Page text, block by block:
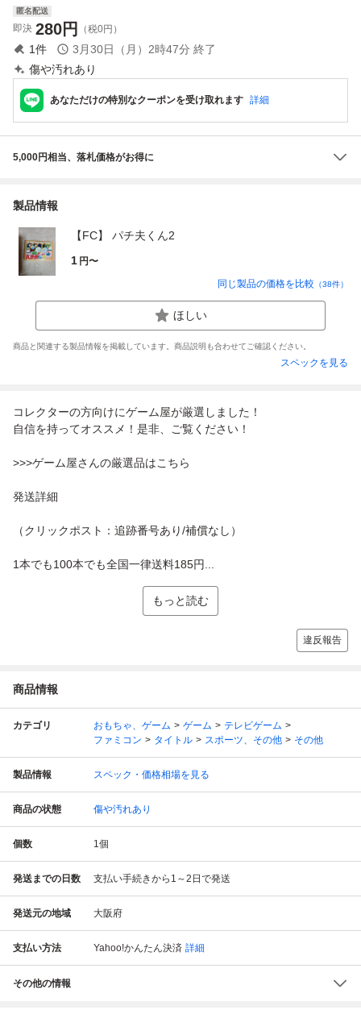
匿名配送
即決 280円 （税0円）
1件 3月30日（月）2時47分 終了
傷や汚れあり
あなただけの特別なクーポンを受け取れます 詳細
5,000円相当、落札価格がお得に
製品情報
【FC】 パチ夫くん2
1 円〜
同じ製品の価格を比較 （38件）
ほしい
商品と関連する製品情報を掲載しています。商品説明も合わせてご確認ください。
スペックを見る
コレクターの方向けにゲーム屋が厳選しました！
自信を持ってオススメ！是非、ご覧ください！
>>>ゲーム屋さんの厳選品はこちら
発送詳細
（クリックポスト：追跡番号あり/補償なし）
1本でも100本でも全国一律送料185円...
もっと読む
違反報告
商品情報
カテゴリ おもちゃ、ゲーム ゲーム
テレビゲーム
ファミコン
タイトル スポーツ、その他 その他
製品情報 スペック・価格相場を見る
商品の状態 傷や汚れあり
個数 1個
発送までの日数 支払い手続きから1～2日で発送
発送元の地域 大阪府
支払い方法 Yahoo!かんたん決済 詳細
その他の情報